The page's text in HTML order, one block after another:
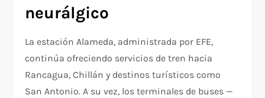
neurálgico
La estación Alameda, administrada por EFE,
continúa ofreciendo servicios de tren hacia
Rancagua, Chillán y destinos turísticos como
San Antonio. A su vez, los terminales de buses —